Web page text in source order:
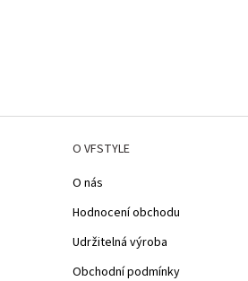
O VFSTYLE
O nás
Hodnocení obchodu
Udržitelná výroba
Obchodní podmínky